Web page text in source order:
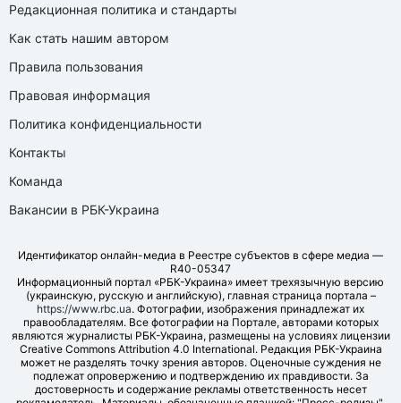
Редакционная политика и стандарты
Как стать нашим автором
Правила пользования
Правовая информация
Политика конфиденциальности
Контакты
Команда
Вакансии в РБК-Украина
Идентификатор онлайн-медиа в Реестре субъектов в сфере медиа —
R40-05347
Информационный портал «РБК-Украина» имеет трехязычную версию
(украинскую, русскую и английскую), главная страница портала –
https://www.rbc.ua. Фотографии, изображения принадлежат их
правообладателям. Все фотографии на Портале, авторами которых
являются журналисты РБК-Украина, размещены на условиях лицензии
Creative Commons Attribution 4.0 International. Редакция РБК-Украина
может не разделять точку зрения авторов. Оценочные суждения не
подлежат опровержению и подтверждению их правдивости. За
достоверность и содержание рекламы ответственность несет